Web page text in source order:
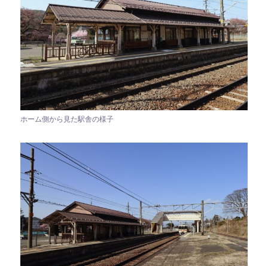
ホーム側から見た駅舎の様子